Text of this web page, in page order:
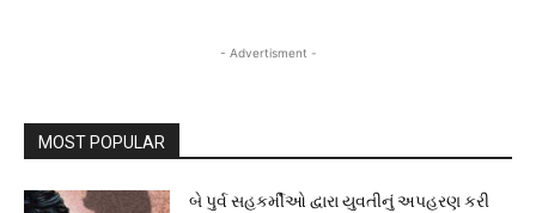
- Advertisment -
MOST POPULAR
બે પુર્વ સહકર્મીઓ દ્વારા યુવતીનું અપહરણ કરી